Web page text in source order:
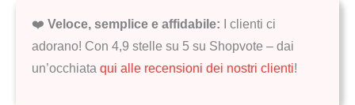
❤️ Veloce, semplice e affidabile: I clienti ci
adorano! Con 4,9 stelle su 5 su Shopvote – dai
un’occhiata qui alle recensioni dei nostri clienti!